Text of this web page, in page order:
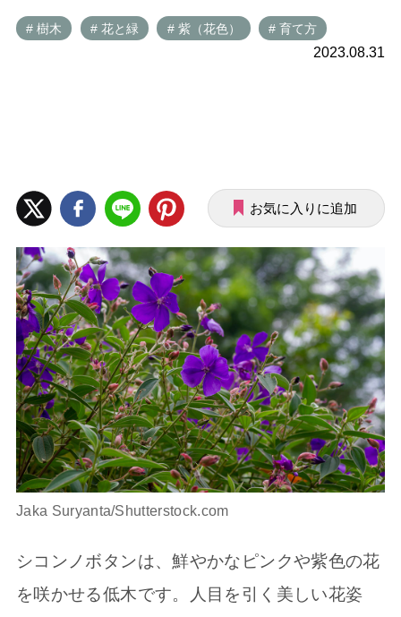
# 樹木 # 花と緑 # 紫（花色） # 育て方
2023.08.31
お気に入りに追加
Jaka Suryanta/Shutterstock.com
シコンノボタンは、鮮やかなピンクや紫色の花
を咲かせる低木です。人目を引く美しい花姿